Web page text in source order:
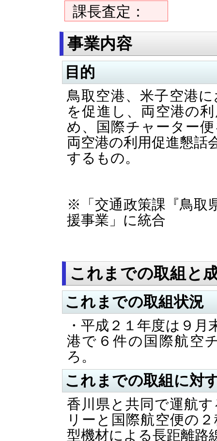
課長査定：
事業内容
目的
鳥取空港、米子空港
を促進し、両空港の
め、国際チャーター
両空港の利用促進懇話
するもの。
※「交通政策課『鳥取
援事業」に統合
これまでの取組と
これまでの取組状況
・平成２１年度は９
港で６件の国際航空
ろ。
これまでの取組に対
香川県と共同で運航
リーと国際航空便の
型機材による長距離路